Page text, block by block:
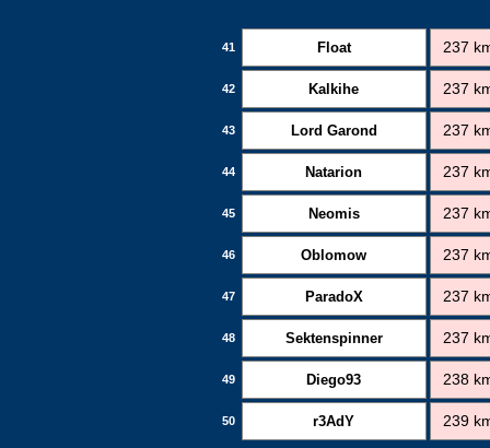
41 Float 237
42 Kalkihe 237
43 Lord Garond 237
44 Natarion 237
45 Neomis 237
46 Oblomow 237
47 ParadoX 237
48 Sektenspinner 237
49 Diego93 238
50 r3AdY 239